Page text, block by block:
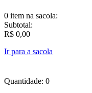
0 item na sacola:
Subtotal:
R$ 0,00
Ir para a sacola
Quantidade: 0